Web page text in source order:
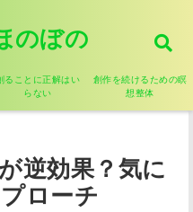
のぼの
ることに正解はい
らない
創作を続けるための瞑
想整体
逆効果？気に
ローチ